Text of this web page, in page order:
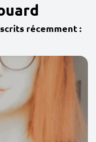
récemment :